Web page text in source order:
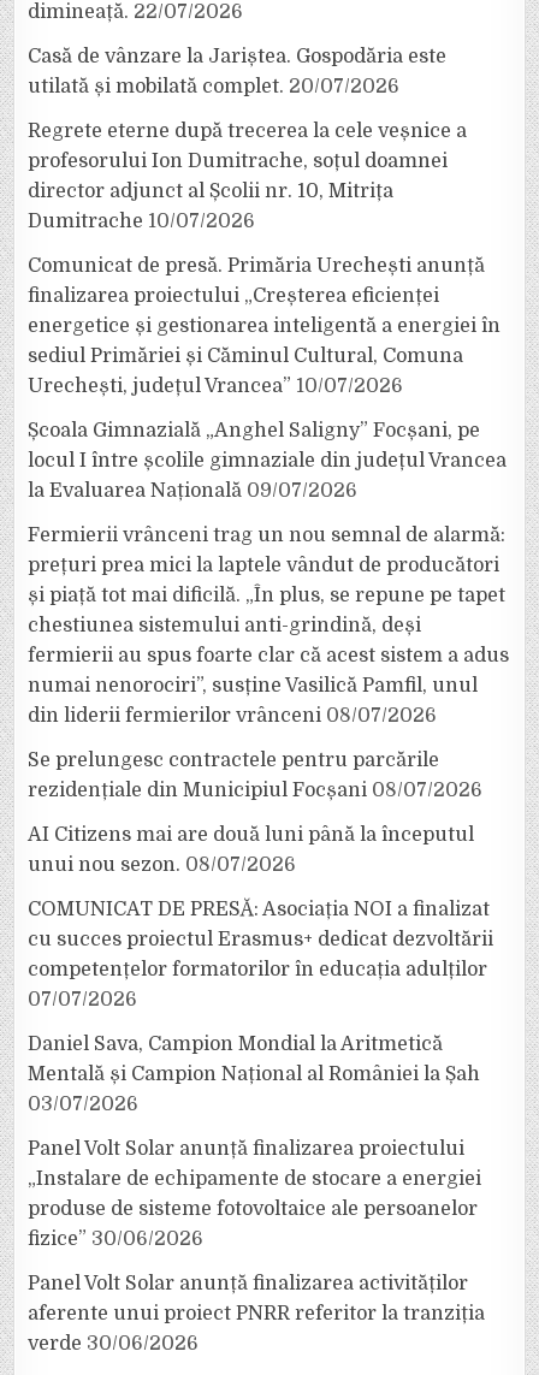
dimineață. 22/07/2026
Casă de vânzare la Jariștea. Gospodăria este
utilată și mobilată complet. 20/07/2026
Regrete eterne după trecerea la cele veșnice a
profesorului Ion Dumitrache, soțul doamnei
director adjunct al Școlii nr. 10, Mitrița
Dumitrache 10/07/2026
Comunicat de presă. Primăria Urechești anunță
finalizarea proiectului „Creșterea eficienței
energetice și gestionarea inteligentă a energiei în
sediul Primăriei și Căminul Cultural, Comuna
Urechești, județul Vrancea” 10/07/2026
Școala Gimnazială „Anghel Saligny” Focșani, pe
locul I între școlile gimnaziale din județul Vrancea
la Evaluarea Națională 09/07/2026
Fermierii vrânceni trag un nou semnal de alarmă:
prețuri prea mici la laptele vândut de producători
și piață tot mai dificilă. „În plus, se repune pe tapet
chestiunea sistemului anti-grindină, deși
fermierii au spus foarte clar că acest sistem a adus
numai nenorociri”, susține Vasilică Pamfil, unul
din liderii fermierilor vrânceni 08/07/2026
Se prelungesc contractele pentru parcările
rezidențiale din Municipiul Focșani 08/07/2026
AI Citizens mai are două luni până la începutul
unui nou sezon. 08/07/2026
COMUNICAT DE PRESĂ: Asociația NOI a finalizat
cu succes proiectul Erasmus+ dedicat dezvoltării
competențelor formatorilor în educația adulților
07/07/2026
Daniel Sava, Campion Mondial la Aritmetică
Mentală și Campion Național al României la Șah
03/07/2026
Panel Volt Solar anunță finalizarea proiectului
„Instalare de echipamente de stocare a energiei
produse de sisteme fotovoltaice ale persoanelor
fizice” 30/06/2026
Panel Volt Solar anunță finalizarea activităților
aferente unui proiect PNRR referitor la tranziția
verde 30/06/2026